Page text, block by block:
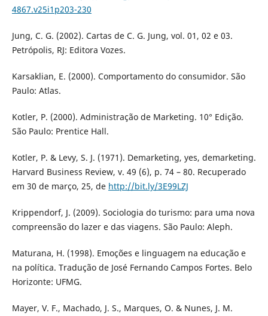
4867.v25i1p203-230
Jung, C. G. (2002). Cartas de C. G. Jung, vol. 01, 02 e 03.
Petrópolis, RJ: Editora Vozes.
Karsaklian, E. (2000). Comportamento do consumidor. São
Paulo: Atlas.
Kotler, P. (2000). Administração de Marketing. 10° Edição.
São Paulo: Prentice Hall.
Kotler, P. & Levy, S. J. (1971). Demarketing, yes, demarketing.
Harvard Business Review, v. 49 (6), p. 74 – 80. Recuperado
em 30 de março, 25, de http://bit.ly/3E99LZJ
Krippendorf, J. (2009). Sociologia do turismo: para uma nova
compreensão do lazer e das viagens. São Paulo: Aleph.
Maturana, H. (1998). Emoções e linguagem na educação e
na política. Tradução de José Fernando Campos Fortes. Belo
Horizonte: UFMG.
Mayer, V. F., Machado, J. S., Marques, O. & Nunes, J. M.